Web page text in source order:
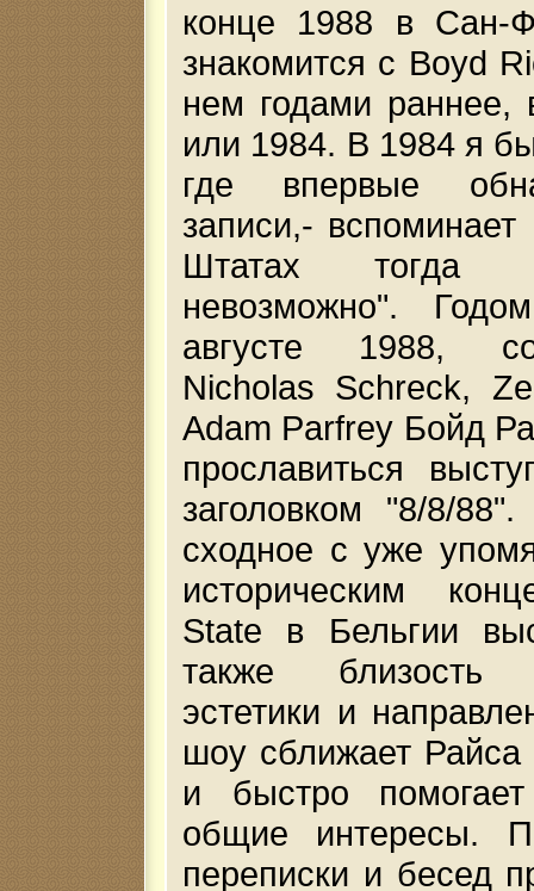
конце 1988 в Сан-
знакомится с Boyd
нем годами раннее,
или 1984. В 1984 я
где впервые
записи,-
Штатах тогда
невозможно".
августе 1988,
Nicholas Schreck,
Adam Parfrey Бойд
прославиться
заголовком "8/8/
сходное с уже
историческим
State в Бельгии
также близость
эстетики и
шоу сближает
и быстро
общие интересы.
переписки и бесед